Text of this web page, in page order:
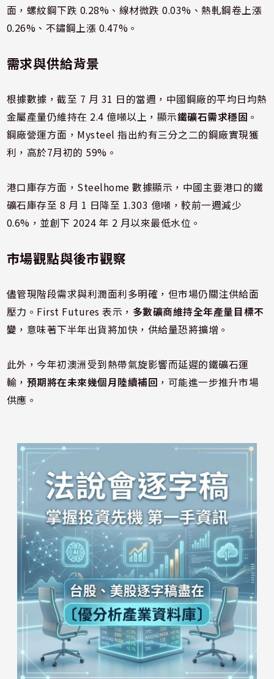
面，螺紋鋼下跌 0.28%、線材微跌 0.03%、熱軋鋼卷上漲
0.26%、不鏽鋼上漲 0.47%。
需求與供給背景
根據數據，截至 7 月 31 日的當週，中國鋼廠的平均日均熱
金屬產量仍維持在 2.4 億噸以上，顯示鐵礦石需求穩固 。
鋼廠營運方面，Mysteel 指出約有三分之二的鋼廠實現獲
利，高於7月初的 59%。
港口庫存方面，Steelhome 數據顯示，中國主要港口的鐵
礦石庫存至 8 月 1 日降至 1.303 億噸，較前一週減少
0.6%，並創下 2024 年 2 月以來最低水位。
市場觀點與後市觀察
儘管現階段需求與利潤面利多明確，但市場仍關注供給面
壓力。First Futures 表示， 多數礦商維持全年產量目標不
變 ，意味著下半年出貨將加快，供給量恐將擴增。
此外，今年初澳洲受到熱帶氣旋影響而延遲的鐵礦石運
輸， 預期將在未來幾個月陸續補回 ，可能進一步推升市場
供應。